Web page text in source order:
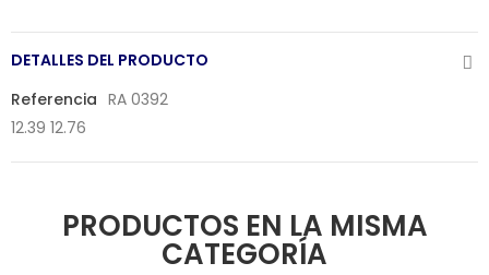
DETALLES DEL PRODUCTO
Referencia RA 0392
12.39 12.76
PRODUCTOS EN LA MISMA
CATEGORÍA